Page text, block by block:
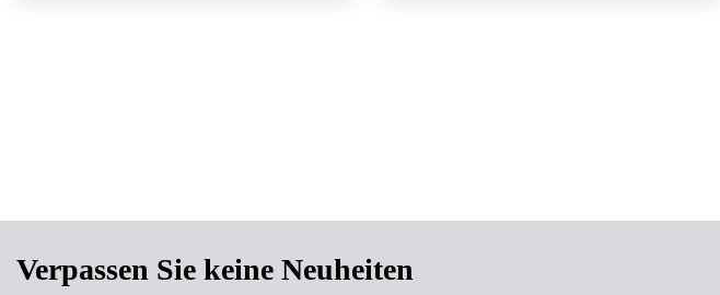
Verpassen Sie keine Neuheiten